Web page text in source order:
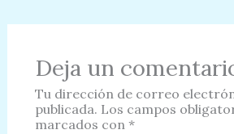
Deja un
Tu dirección de correo
publicada. Los campos
marcados con *